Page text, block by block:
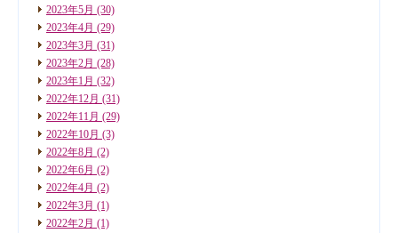
2023年5月 (30)
2023年4月 (29)
2023年3月 (31)
2023年2月 (28)
2023年1月 (32)
2022年12月 (31)
2022年11月 (29)
2022年10月 (3)
2022年8月 (2)
2022年6月 (2)
2022年4月 (2)
2022年3月 (1)
2022年2月 (1)